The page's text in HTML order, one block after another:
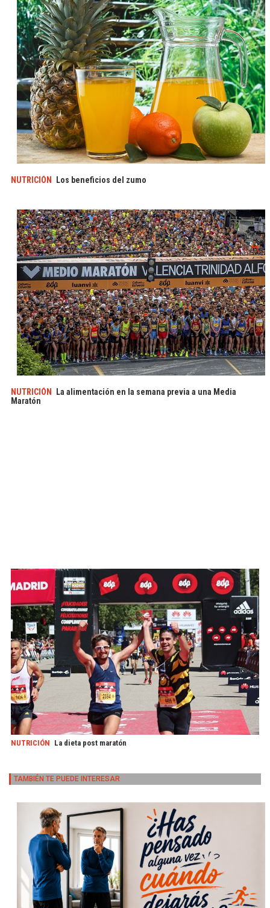
NUTRICIÓN Los beneficios del zumo
NUTRICIÓN La alimentación en la semana previa a una Media
Maratón
NUTRICIÓN La dieta post maratón
TAMBIÉN TE PUEDE INTERESAR